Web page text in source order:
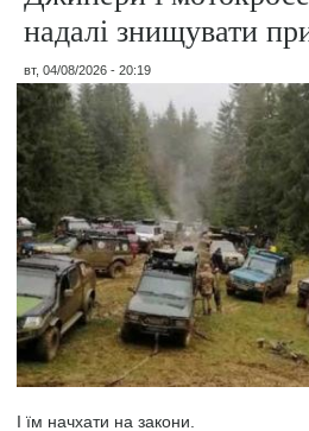
надалі знищувати
вт, 04/08/2026 - 20:19
І їм начхати на закони.